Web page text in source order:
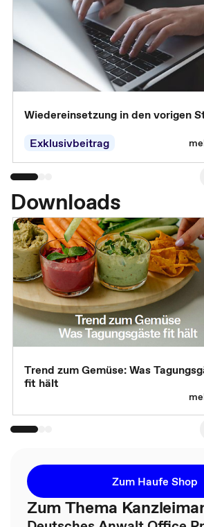
Wiedereinsetzung in den vorigen
Exklusivbeitrag
Downloads
Trend zum Gemüse: Was
fit hält
Zum Haufe Shop
Zum Thema